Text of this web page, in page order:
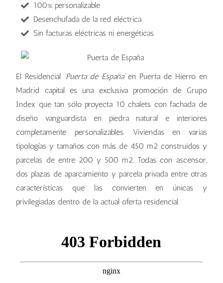
100% personalizable
Desenchufada de la red eléctrica
Sin facturas eléctricas ni energéticas
El Residencial ‘Puerta de España’en Puerta de Hierro en
Madrid capital es una exclusiva promoción de Grupo
Index que tan sólo proyecta 10 chalets con fachada de
diseño vanguardista en piedra natural e interiores
completamente personalizables. Viviendas en varias
tipologías y tamaños con más de 450 m2 construidos y
parcelas de entre 200 y 500 m2. Todas con ascensor,
dos plazas de aparcamiento y parcela privada entre otras
características que las convierten en únicas y
privilegiadas dentro de la actual oferta residencial.